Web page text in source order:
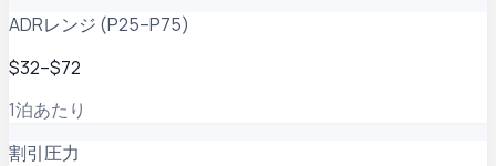
ADRレンジ (P25–P75)
$32–$72
1泊あたり
割引圧力